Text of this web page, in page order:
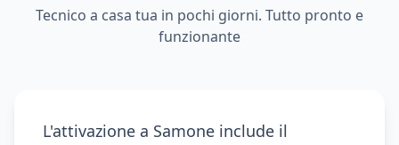
Tecnico a casa tua in pochi giorni. Tutto pronto e
funzionante
L'attivazione a Samone include il